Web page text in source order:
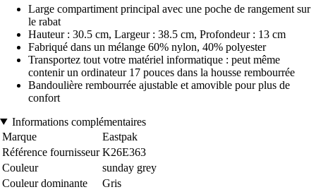
Large compartiment principal avec une poche de rangement sur
le rabat
Hauteur : 30.5 cm, Largeur : 38.5 cm, Profondeur : 13 cm
Fabriqué dans un mélange 60% nylon, 40% polyester
Transportez tout votre matériel informatique : peut même
contenir un ordinateur 17 pouces dans la housse rembourrée
Bandoulière rembourrée ajustable et amovible pour plus de
confort
Informations complémentaires
Marque
Eastpak
Référence fournisseur K26E363
Couleur
sunday grey
Couleur dominante
Gris